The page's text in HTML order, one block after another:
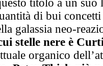
titolo a un
di bui
galassia neo-
stelle nere è
organico